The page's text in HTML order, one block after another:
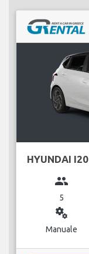
HYUNDAI I20
group
5
miscellaneous_services
Manuale